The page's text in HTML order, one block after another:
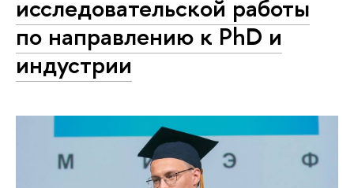
исследовательской работы
по направлению к PhD и
индустрии